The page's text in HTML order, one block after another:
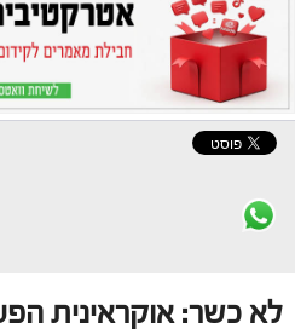
לא כשר: אוקראינית